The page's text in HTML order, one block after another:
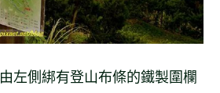
由左側綁有登山布條的鐵製圍欄